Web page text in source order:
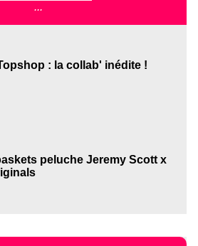
...
: la collab' inédite !
peluche Jeremy Scott x